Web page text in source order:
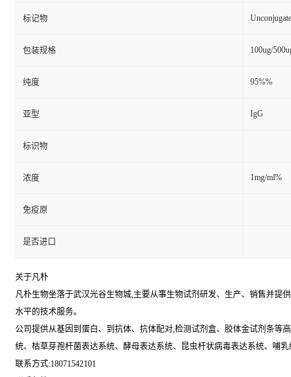
标记物 Unconjugate
包装规格 100ug/
纯度 95%%
亚型 IgG
标识物
浓度 1mg/ml%
免疫原
是否进口
关于凡朴
凡朴生物坐落于武汉光谷生物城,主要从事生物试剂研发、生产、销售并提
水平的技术服务。
公司提供从基因到蛋白、到抗体、抗体配对,检测试剂盒、胶体金试剂条等
统、枯草芽孢杆菌表达系统、酵母表达系统、昆虫杆状病毒表达系统、哺
联系方式:18071542101